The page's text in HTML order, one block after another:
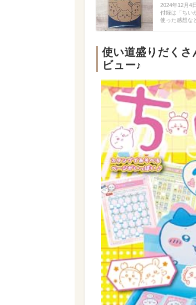
2024年12月4
付録は「ちい
使った感想な
使い道盛りだくさ
ビュー♪